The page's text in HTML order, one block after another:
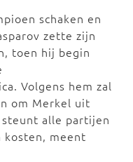
schaken en
zette zijn
toen hij begin
Volgens hem zal
om Merkel uit
alle partijen
kosten, meent